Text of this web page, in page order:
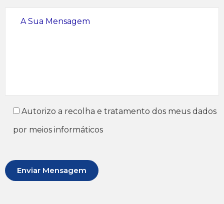
Autorizo a recolha e tratamento dos meus dados
por meios informáticos